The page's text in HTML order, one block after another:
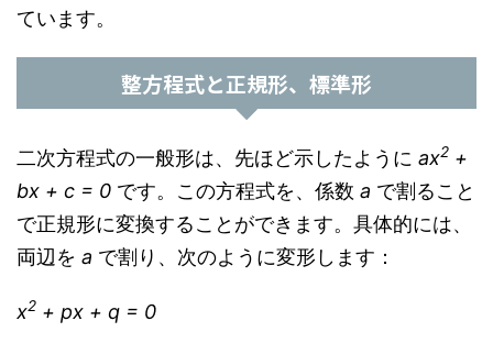
ています。
整方程式と正規形、標準形
二次方程式の一般形は、先ほど示したように ax2 +
bx + c = 0 です。この方程式を、係数 a で割ること
で正規形に変換することができます。具体的には、
両辺を a で割り、次のように変形します：
x2 + px + q = 0